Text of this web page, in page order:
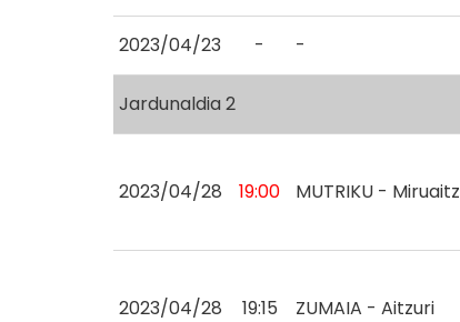
2023/04/23 - -
Jardunaldia 2
2023/04/28 19:00 MUTRIKU - Miruaitz
2023/04/28 19:15 ZUMAIA - Aitzuri